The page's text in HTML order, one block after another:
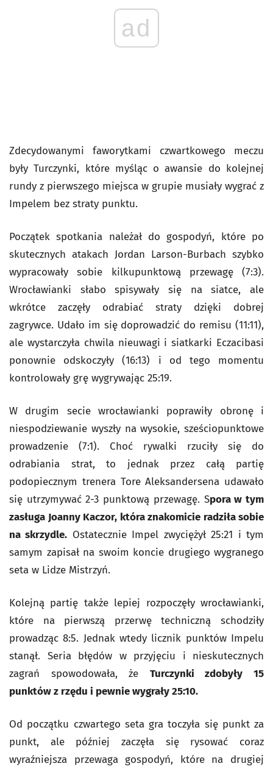
ad
Zdecydowanymi faworytkami czwartkowego meczu
były Turczynki, które myśląc o awansie do kolejnej
rundy z pierwszego miejsca w grupie musiały wygrać z
Impelem bez straty punktu.
Początek spotkania należał do gospodyń, które po
skutecznych atakach Jordan Larson-Burbach szybko
wypracowały sobie kilkupunktową przewagę (7:3).
Wrocławianki słabo spisywały się na siatce, ale
wkrótce zaczęły odrabiać straty dzięki dobrej
zagrywce. Udało im się doprowadzić do remisu (11:11),
ale wystarczyła chwila nieuwagi i siatkarki Eczacibasi
ponownie odskoczyły (16:13) i od tego momentu
kontrolowały grę wygrywając 25:19.
W drugim secie wrocławianki poprawiły obronę i
niespodziewanie wyszły na wysokie, sześciopunktowe
prowadzenie (7:1). Choć rywalki rzuciły się do
odrabiania strat, to jednak przez całą partię
podopiecznym trenera Tore Aleksandersena udawało
się utrzymywać 2-3 punktową przewagę. Spora w tym
zasługa Joanny Kaczor, która znakomicie radziła sobie
na skrzydle. Ostatecznie Impel zwyciężył 25:21 i tym
samym zapisał na swoim koncie drugiego wygranego
seta w Lidze Mistrzyń.
Kolejną partię także lepiej rozpoczęły wrocławianki,
które na pierwszą przerwę techniczną schodziły
prowadząc 8:5. Jednak wtedy licznik punktów Impelu
stanął. Seria błędów w przyjęciu i nieskutecznych
zagrań spowodowała, że Turczynki zdobyły 15
punktów z rzędu i pewnie wygrały 25:10.
Od początku czwartego seta gra toczyła się punkt za
punkt, ale później zaczęła się rysować coraz
wyraźniejsza przewaga gospodyń, które na drugiej